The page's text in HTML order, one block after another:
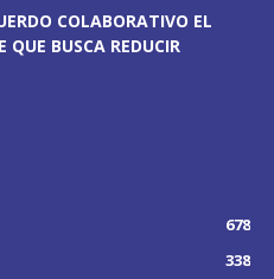
COLABORATIVO EL
QUE BUSCA REDUCIR
678
338